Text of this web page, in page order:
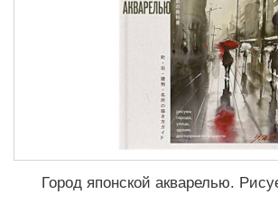
Город японской акварелью.